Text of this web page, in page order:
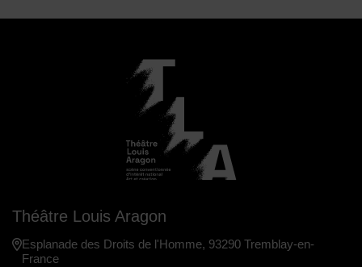
Théâtre Louis Aragon
Esplanade des Droits de l'Homme, 93290 Tremblay-en-
France